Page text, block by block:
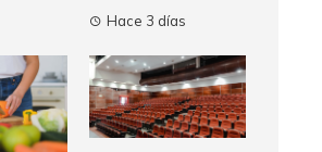
Hace 3 días